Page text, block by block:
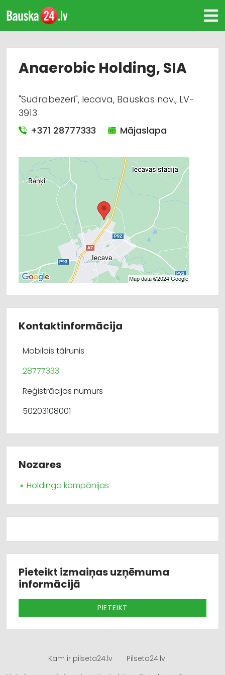
Anaerobic Holding, SIA
"Sudrabezeri", Iecava, Bauskas nov., LV-
3913
+371 28777333
Mājaslapa
Kontaktinformācija
Mobilais tālrunis
28777333
Reģistrācijas numurs
50203108001
Nozares
Holdinga kompānijas
Pieteikt izmaiņas uzņēmuma
informācijā
PIETEIKT
Kam ir pilseta24.lv
Pilseta24.lv